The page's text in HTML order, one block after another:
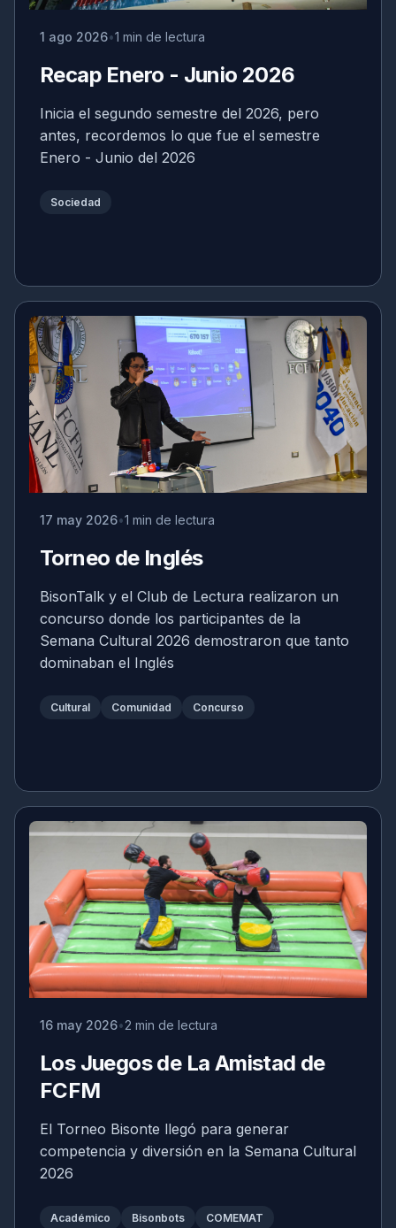
1 ago 2026 1 min de lectura
Recap Enero - Junio 2026
Inicia el segundo semestre del 2026, pero
antes, recordemos lo que fue el semestre
Enero - Junio del 2026
Sociedad
17 may 2026 1 min de lectura
Torneo de Inglés
BisonTalk y el Club de Lectura realizaron un
concurso donde los participantes de la
Semana Cultural 2026 demostraron que tanto
dominaban el Inglés
Cultural Comunidad Concurso
16 may 2026 2 min de lectura
Los Juegos de La Amistad de
FCFM
El Torneo Bisonte llegó para generar
competencia y diversión en la Semana Cultural
2026
Académico Bisonbots COMEMAT